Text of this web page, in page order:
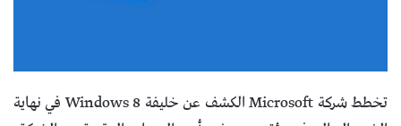
تخطط شركة Microsoft الكشف عن خليفة Windows 8 في نهاية